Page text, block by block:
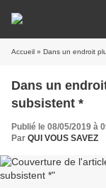
Accueil » Dans un endroit
Dans un
subsistent *
Publié le 08/05/2019 à
Par QUI VOUS SAVEZ